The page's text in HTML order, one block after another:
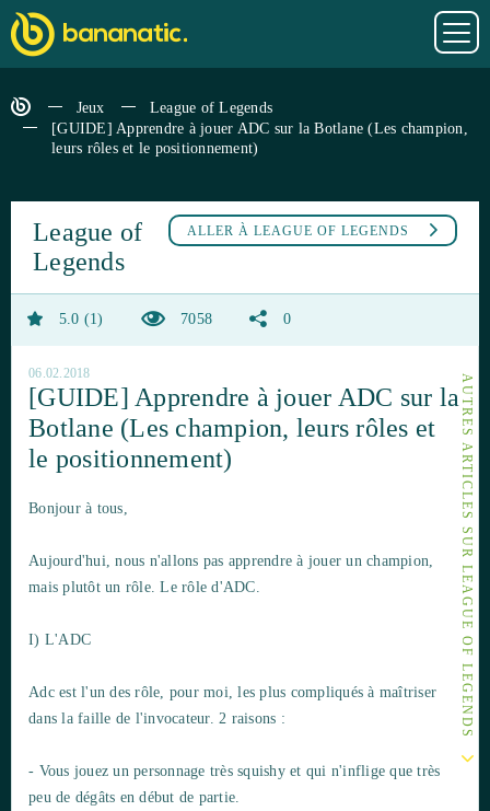
Jeux
League of Legends
[GUIDE] Apprendre à jouer ADC sur la Botlane (Les champion,
leurs rôles et le positionnement)
AUTRES ARTICLES SUR LEAGUE OF LEGENDS
ALLER À LEAGUE OF LEGENDS
League of
Legends
5.0 1 7058 0
06.02.2018
[GUIDE] Apprendre à jouer ADC sur la
Botlane (Les champion, leurs rôles et
le positionnement)
Bonjour à tous,
Aujourd'hui, nous n'allons pas apprendre à jouer un champion,
mais plutôt un rôle. Le rôle d'ADC.
I) L'ADC
Adc est l'un des rôle, pour moi, les plus compliqués à maîtriser
dans la faille de l'invocateur. 2 raisons :
- Vous jouez un personnage très squishy et qui n'inflige que très
peu de dégâts en début de partie.